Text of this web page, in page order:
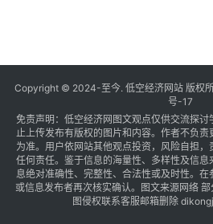
Copyright © 2024-至今. 低空经济网站 版权所
号-17
免责声明：低空经济网图文观点仅供交流探
止上传发布有版权的图片和内容。作者不负
为准。用户依网站其他观点投资，风险自担
任何责任。鉴于信息的海量性、多样性及信
息绝对准确性、完整性、合法性或及时性。在
或信息发布者再次核实确认。图文来源网络
图侵权联系客服邮箱删除